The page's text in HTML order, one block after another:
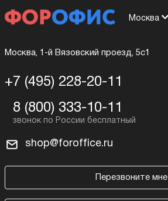
Москва
Москва, 1-й Вязовский проезд, 5с1
+7 (495) 228-20-11
8 (800) 333-10-11
shop@foroffice.ru
Перезвоните мне